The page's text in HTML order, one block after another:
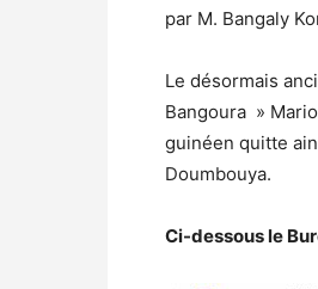
par M. Bangaly
Le désormais
Bangoura »
guinéen quitte
Doumbouya.
Ci-dessous le